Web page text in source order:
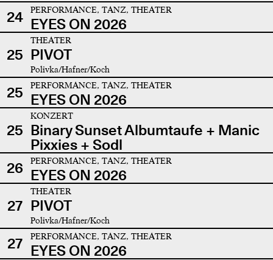
24 PERFORMANCE, TANZ, THEATER
EYES ON 2026
25
THEATER
PIVOT
Polivka/Hafner/Koch
25 PERFORMANCE, TANZ, THEATER
EYES ON 2026
25
KONZERT
Binary Sunset Albumtaufe + Manic
Pixxies + Sodl
26
PERFORMANCE, TANZ, THEATER
EYES ON 2026
27
THEATER
PIVOT
Polivka/Hafner/Koch
27 PERFORMANCE, TANZ, THEATER
EYES ON 2026